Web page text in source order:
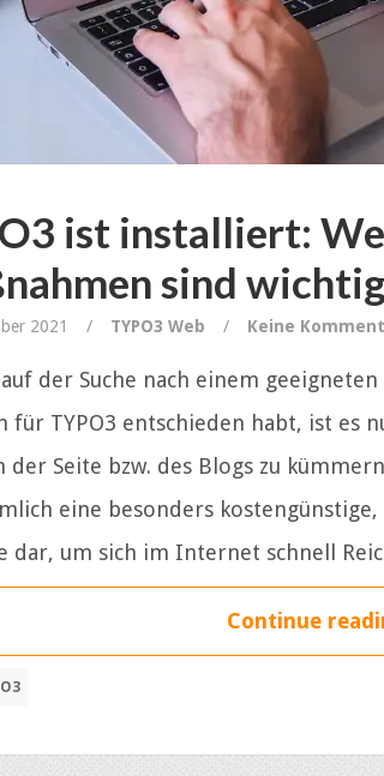
ist installiert:
sind
2021 / TYPO3 Web / Keine
der Suche nach einem
für TYPO3 entschieden habt, ist es
der Seite bzw. des Blogs zu
eine besonders
dar, um sich im Internet schnell
Continue